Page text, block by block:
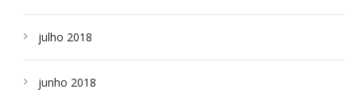
julho 2018
junho 2018